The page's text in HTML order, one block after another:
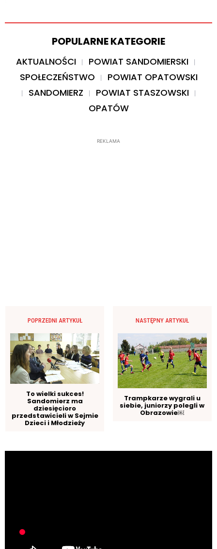
POPULARNE KATEGORIE
AKTUALNOŚCI
POWIAT SANDOMIERSKI
SPOŁECZEŃSTWO
POWIAT OPATOWSKI
SANDOMIERZ
POWIAT STASZOWSKI
OPATÓW
REKLAMA
POPRZEDNI ARTYKUŁ
To wielki sukces!
Sandomierz ma
dziesięcioro
przedstawicieli w Sejmie
Dzieci i Młodzieży
NASTĘPNY ARTYKUŁ
Trampkarze wygrali u
siebie, juniorzy polegli w
Obrazowie￼